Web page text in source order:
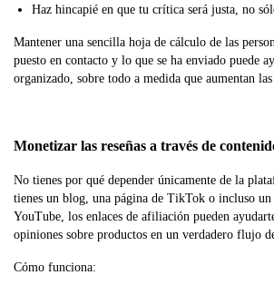
Haz hincapié en que tu crítica será justa, no
Mantener una sencilla hoja de cálculo de las
puesto en contacto y lo que se ha enviado puede
organizado, sobre todo a medida que aumentan las
Monetizar las reseñas a través de
No tienes por qué depender únicamente de la
tienes un blog, una página de TikTok o incluso un
YouTube, los enlaces de afiliación pueden
opiniones sobre productos en un verdadero flujo
Cómo funciona: